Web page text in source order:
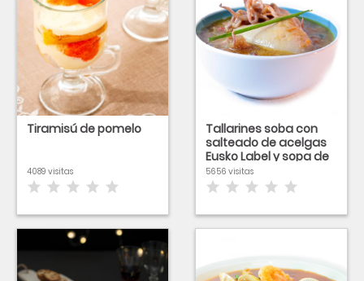
Tiramisú de pomelo
4089 visitas
Tallarines soba con
salteado de acelgas
Eusko Label y sopa de
Txipiron
5656 visitas